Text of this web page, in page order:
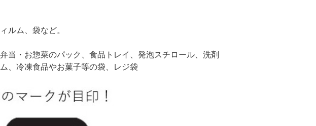
ルム、袋など。
当・お惣菜のパック、食品トレイ、発泡スチロール、洗剤
、冷凍食品やお菓子等の袋、レジ袋